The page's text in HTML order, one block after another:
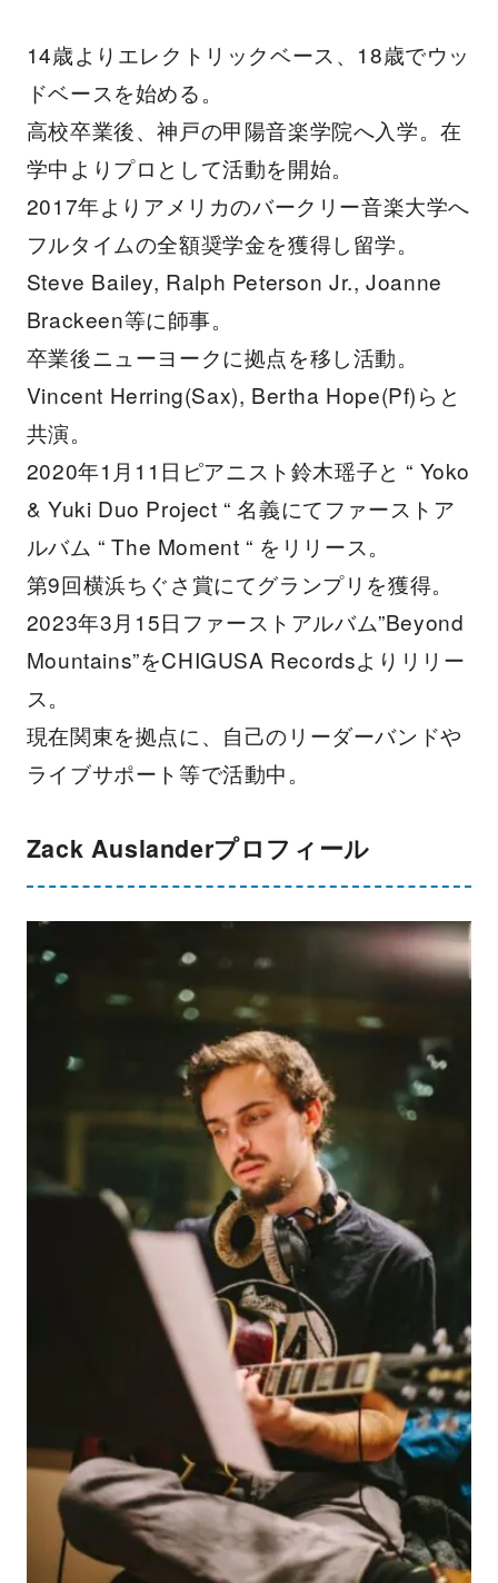
14歳よりエレクトリックベース、18歳でウッ
ドベースを始める。
高校卒業後、神戸の甲陽音楽学院へ入学。在
学中よりプロとして活動を開始。
2017年よりアメリカのバークリー音楽大学へ
フルタイムの全額奨学金を獲得し留学。
Steve Bailey, Ralph Peterson Jr., Joanne
Brackeen等に師事。
卒業後ニューヨークに拠点を移し活動。
Vincent Herring(Sax), Bertha Hope(Pf)らと
共演。
2020年1月11日ピアニスト鈴木瑶子と “ Yoko
& Yuki Duo Project “ 名義にてファーストア
ルバム “ The Moment “ をリリース。
第9回横浜ちぐさ賞にてグランプリを獲得。
2023年3月15日ファーストアルバム”Beyond
Mountains”をCHIGUSA Recordsよりリリー
ス。
現在関東を拠点に、自己のリーダーバンドや
ライブサポート等で活動中。
Zack Auslanderプロフィール